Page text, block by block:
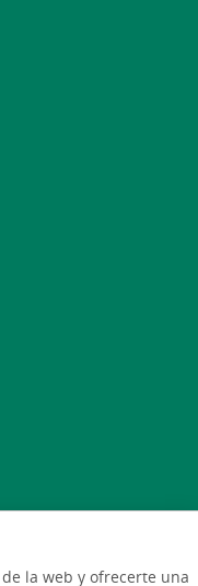
la web y ofrecerte una